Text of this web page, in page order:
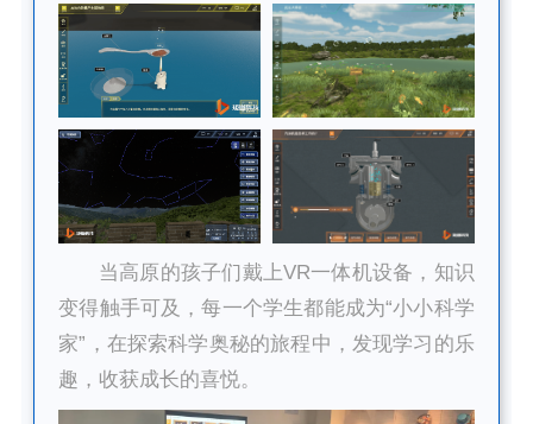
当高原的孩子们戴上VR一体机设备，知识
变得触手可及，每一个学生都能成为“小小科学
家”，在探索科学奥秘的旅程中，发现学习的乐
趣，收获成长的喜悦。